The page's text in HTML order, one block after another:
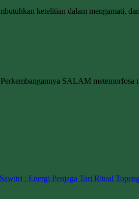
ketelitian dalam mengamati,
SALAM
: Energi Penjaga Tari Ritual